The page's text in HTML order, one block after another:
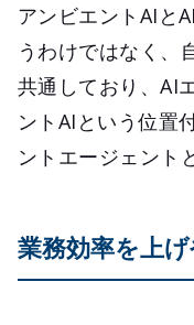
アンビエントAIと
うわけではなく、
共通しており、AI
ントAIという位置
ントエージェント
業務効率を上